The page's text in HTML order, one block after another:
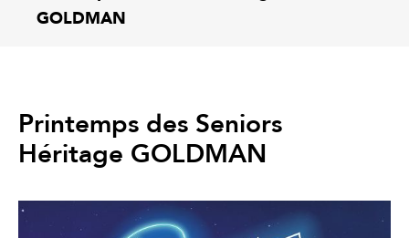
GOLDMAN
Printemps des Seniors
Héritage GOLDMAN